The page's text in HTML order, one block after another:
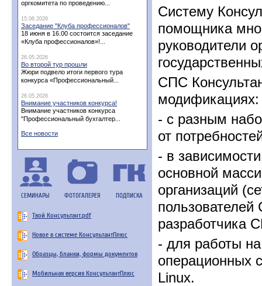
оргкомитета по проведению...
15.06.2026
Заседание "Клуба профессионалов"
18 июня в 16.00 состоится заседание
«Клуба профессионалов»!...
26.05.2026
Во второй тур прошли
Жюри подвело итоги первого тура
конкурса «Профессиональный...
26.05.2026
Внимание участников конкурса!
Внимание участников конкурса
"Профессиональный бухгалтер...
Все новости
СЕМИНАРЫ ФОТОГАЛЕРЕЯ ПОДПИСКА
Твой Консультант.pdf
Новое в системе КонсультантПлюс
Образцы, бланки, формы документов
Мобильная версия КонсультантПлюс
Систему
помощника
руководители
СПС
модификациях:
- с разным
от
- в
основной
организаций
разработчика
- для работы
операционных
Linux.